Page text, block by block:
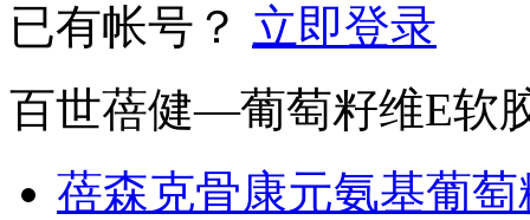
已有帐号？ 立即登录
百世蓓健—葡萄籽维E软
蓓森克骨康元氨基葡